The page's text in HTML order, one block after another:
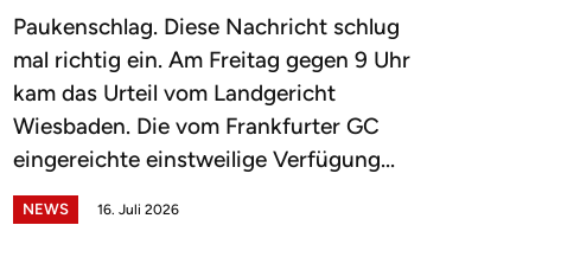
Paukenschlag. Diese Nachricht schlug
mal richtig ein. Am Freitag gegen 9 Uhr
kam das Urteil vom Landgericht
Wiesbaden. Die vom Frankfurter GC
eingereichte einstweilige Verfügung...
NEWS 16. Juli 2026